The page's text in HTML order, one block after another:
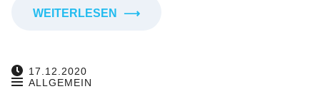
WEITERLESEN ⟶
17.12.2020
ALLGEMEIN